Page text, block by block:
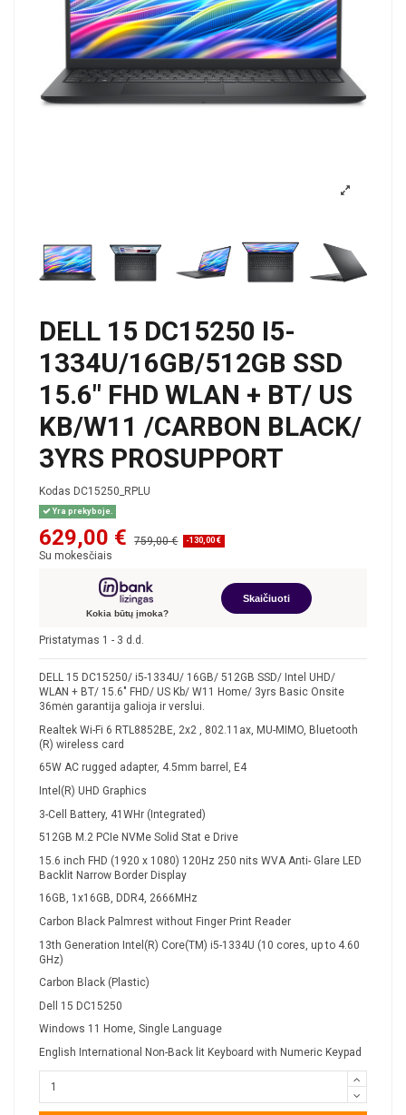
DELL 15 DC15250 I5-
1334U/16GB/512GB SSD
15.6" FHD WLAN + BT/ US
KB/W11 /CARBON BLACK/
3YRS PROSUPPORT
Kodas DC15250_RPLU
Yra prekyboje.
629,00 € 759,00 € -130,00 €
Su mokesčiais
Kokia būtų įmoka?
Skaičiuoti
Pristatymas 1 - 3 d.d.
DELL 15 DC15250/ i5-1334U/ 16GB/ 512GB SSD/ Intel UHD/
WLAN + BT/ 15.6" FHD/ US Kb/ W11 Home/ 3yrs Basic Onsite
36mėn garantija galioja ir verslui.
Realtek Wi-Fi 6 RTL8852BE, 2x2 , 802.11ax, MU-MIMO, Bluetooth
(R) wireless card
65W AC rugged adapter, 4.5mm barrel, E4
Intel(R) UHD Graphics
3-Cell Battery, 41WHr (Integrated)
512GB M.2 PCIe NVMe Solid Stat e Drive
15.6 inch FHD (1920 x 1080) 120Hz 250 nits WVA Anti- Glare LED
Backlit Narrow Border Display
16GB, 1x16GB, DDR4, 2666MHz
Carbon Black Palmrest without Finger Print Reader
13th Generation Intel(R) Core(TM) i5-1334U (10 cores, up to 4.60
GHz)
Carbon Black (Plastic)
Dell 15 DC15250
Windows 11 Home, Single Language
English International Non-Back lit Keyboard with Numeric Keypad